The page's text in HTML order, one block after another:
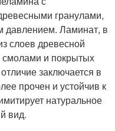
гранулами,
давлением. Ламинат, в
слоев древесной
смолами и покрытых
заключается в
прочен и устойчив к
натуральное
вид.